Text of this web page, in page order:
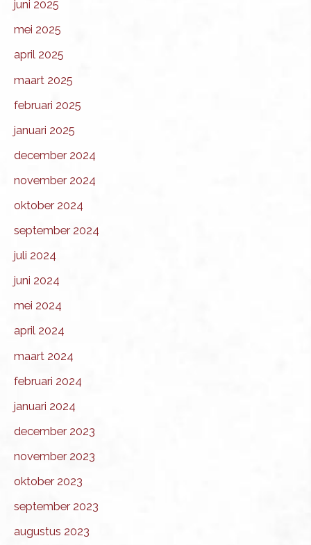
juni 2025
mei 2025
april 2025
maart 2025
februari 2025
januari 2025
december 2024
november 2024
oktober 2024
september 2024
juli 2024
juni 2024
mei 2024
april 2024
maart 2024
februari 2024
januari 2024
december 2023
november 2023
oktober 2023
september 2023
augustus 2023